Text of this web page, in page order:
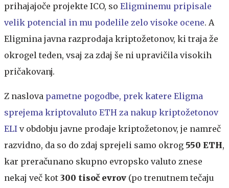
prihajajoče projekte ICO, so Eligminemu pripisale
velik potencial in mu podelile zelo visoke ocene. A
Eligmina javna razprodaja kriptožetonov, ki traja že
okrogel teden, vsaj za zdaj še ni upravičila visokih
pričakovanj.
Z naslova pametne pogodbe, prek katere Eligma
sprejema kriptovaluto ETH za nakup kriptožetonov
ELI v obdobju javne prodaje kriptožetonov, je namreč
razvidno, da so do zdaj sprejeli samo okrog 550 ETH,
kar preračunano skupno evropsko valuto znese
nekaj več kot 300 tisoč evrov (po trenutnem tečaju